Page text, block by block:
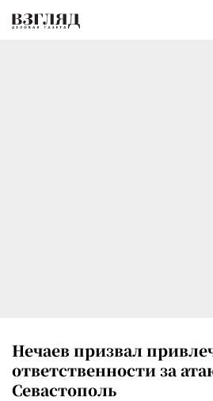
Нечаев призвал
ответственности за
Севастополь